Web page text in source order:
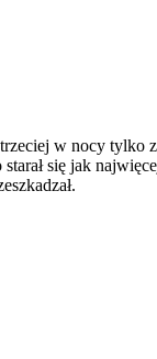
w nocy tylko
się jak